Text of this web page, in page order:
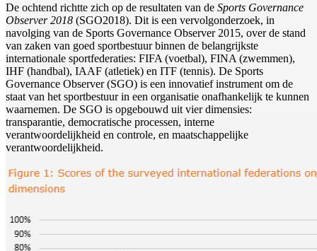
De ochtend richtte zich op de resultaten van de Sports Governance
Observer 2018 (SGO2018). Dit is een vervolgonderzoek, in
navolging van de Sports Governance Observer 2015, over de stand
van zaken van goed sportbestuur binnen de belangrijkste
internationale sportfederaties: FIFA (voetbal), FINA (zwemmen),
IHF (handbal), IAAF (atletiek) en ITF (tennis). De Sports
Governance Observer (SGO) is een innovatief instrument om de
staat van het sportbestuur in een organisatie onafhankelijk te kunnen
waarnemen. De SGO is opgebouwd uit vier dimensies:
transparantie, democratische processen, interne
verantwoordelijkheid en controle, en maatschappelijke
verantwoordelijkheid.